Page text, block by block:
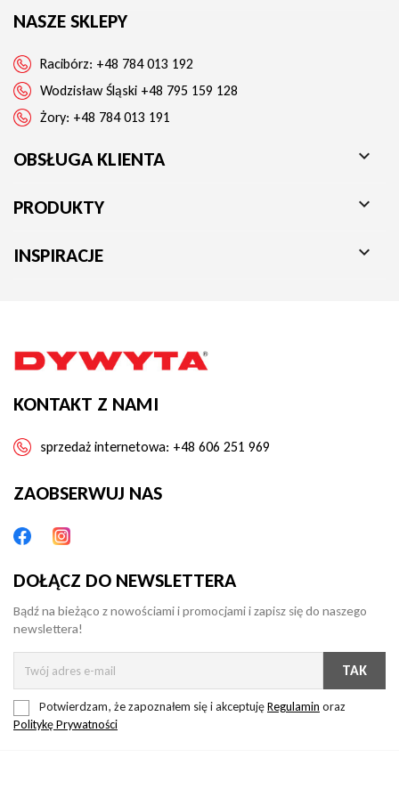
NASZE SKLEPY
Racibórz: +48 784 013 192
Wodzisław Śląski +48 795 159 128
Żory: +48 784 013 191
OBSŁUGA KLIENTA 
PRODUKTY 
INSPIRACJE 
KONTAKT Z NAMI
sprzedaż internetowa: +48 606 251 969
ZAOBSERWUJ NAS
DOŁĄCZ DO NEWSLETTERA
Bądź na bieżąco z nowościami i promocjami i zapisz się do naszego
newslettera!
Potwierdzam, że zapoznałem się i akceptujęRegulamin oraz
Politykę Prywatności